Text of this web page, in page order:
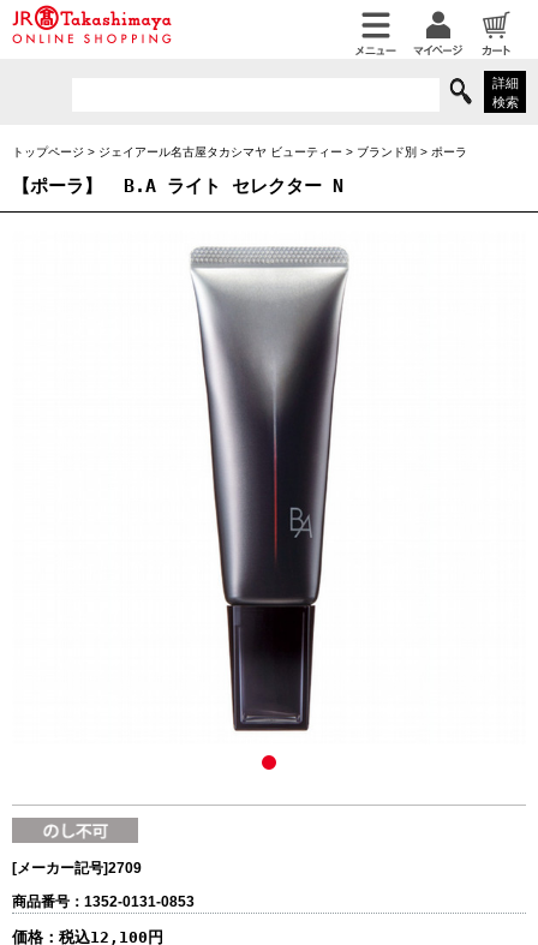
詳細
検索
トップページ > ジェイアール名古屋タカシマヤ ビューティー > ブランド別 > ポーラ
【ポーラ】 B.A ライト セレクター N
[メーカー記号]2709
商品番号：1352-0131-0853
価格： 税込12,100円